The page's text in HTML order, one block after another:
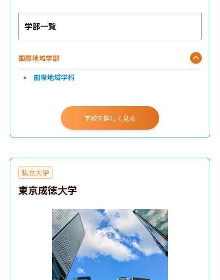
学部一覧
国際地域学部
国際地域学科
学校を詳しく見る
私立大学
東京成徳大学